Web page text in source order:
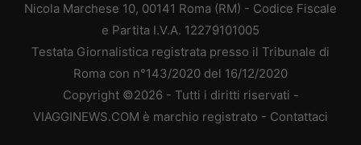
Nicola Marchese 10, 00141 Roma (RM) - Codice Fiscale
e Partita I.V.A. 12279101005
Testata Giornalistica registrata presso il Tribunale di
Roma con n°143/2020 del 16/12/2020
Copyright ©2026 - Tutti i diritti riservati -
VIAGGINEWS.COM è marchio registrato - Contattaci